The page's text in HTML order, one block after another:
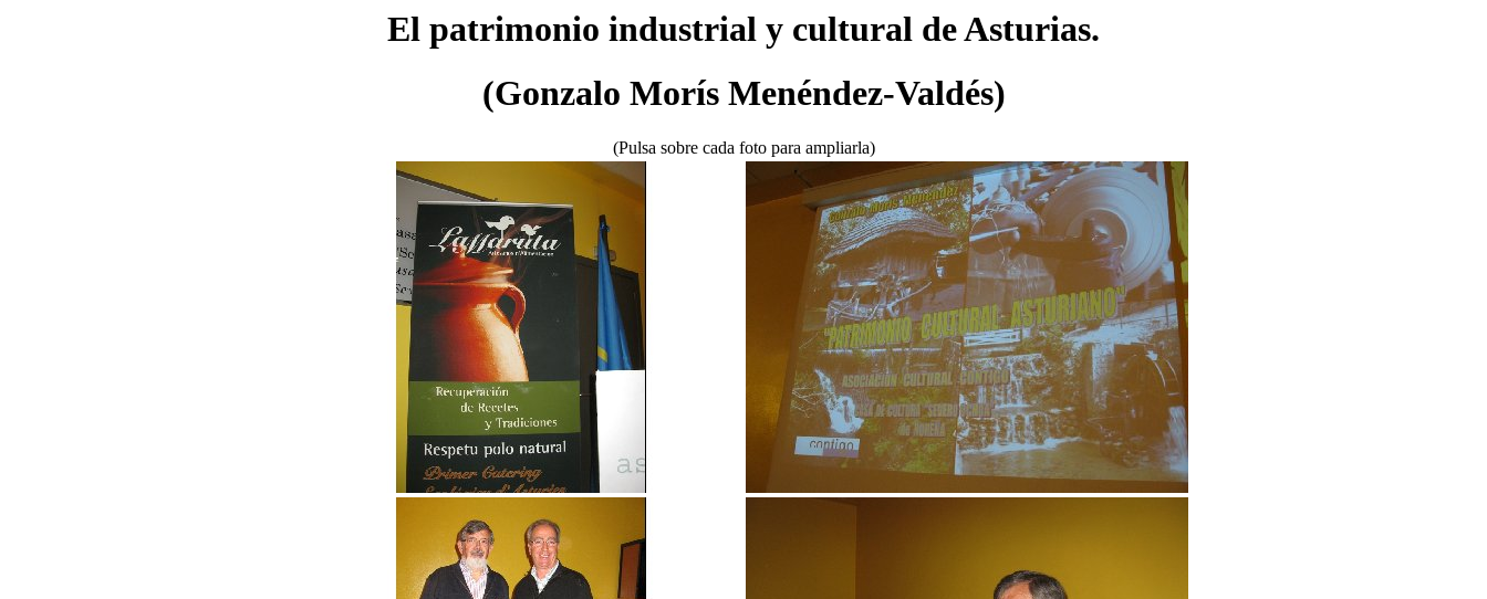
El patrimonio industrial y cultural de Asturias.
(Gonzalo Morís Menéndez-Valdés)
(Pulsa sobre cada foto para ampliarla)